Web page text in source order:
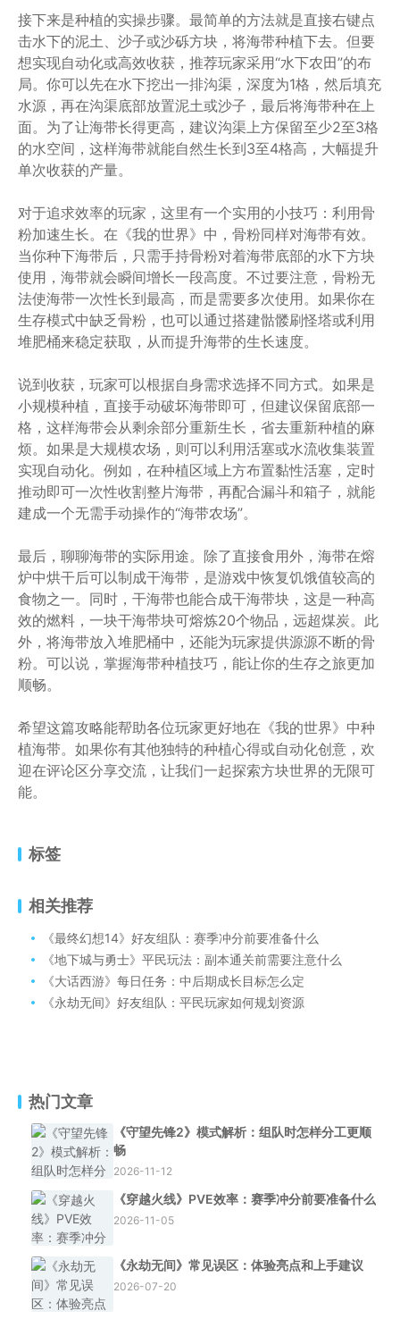
接下来是种植的实操步骤。最简单的方法就是直接右键点
击水下的泥土、沙子或沙砾方块，将海带种植下去。但要
想实现自动化或高效收获，推荐玩家采用“水下农田”的布
局。你可以先在水下挖出一排沟渠，深度为1格，然后填充
水源，再在沟渠底部放置泥土或沙子，最后将海带种在上
面。为了让海带长得更高，建议沟渠上方保留至少2至3格
的水空间，这样海带就能自然生长到3至4格高，大幅提升
单次收获的产量。
对于追求效率的玩家，这里有一个实用的小技巧：利用骨
粉加速生长。在《我的世界》中，骨粉同样对海带有效。
当你种下海带后，只需手持骨粉对着海带底部的水下方块
使用，海带就会瞬间增长一段高度。不过要注意，骨粉无
法使海带一次性长到最高，而是需要多次使用。如果你在
生存模式中缺乏骨粉，也可以通过搭建骷髅刷怪塔或利用
堆肥桶来稳定获取，从而提升海带的生长速度。
说到收获，玩家可以根据自身需求选择不同方式。如果是
小规模种植，直接手动破坏海带即可，但建议保留底部一
格，这样海带会从剩余部分重新生长，省去重新种植的麻
烦。如果是大规模农场，则可以利用活塞或水流收集装置
实现自动化。例如，在种植区域上方布置黏性活塞，定时
推动即可一次性收割整片海带，再配合漏斗和箱子，就能
建成一个无需手动操作的“海带农场”。
最后，聊聊海带的实际用途。除了直接食用外，海带在熔
炉中烘干后可以制成干海带，是游戏中恢复饥饿值较高的
食物之一。同时，干海带也能合成干海带块，这是一种高
效的燃料，一块干海带块可熔炼20个物品，远超煤炭。此
外，将海带放入堆肥桶中，还能为玩家提供源源不断的骨
粉。可以说，掌握海带种植技巧，能让你的生存之旅更加
顺畅。
希望这篇攻略能帮助各位玩家更好地在《我的世界》中种
植海带。如果你有其他独特的种植心得或自动化创意，欢
迎在评论区分享交流，让我们一起探索方块世界的无限可
能。
标签
相关推荐
《最终幻想14》好友组队：赛季冲分前要准备什么
《地下城与勇士》平民玩法：副本通关前需要注意什么
《大话西游》每日任务：中后期成长目标怎么定
《永劫无间》好友组队：平民玩家如何规划资源
热门文章
《守望先锋2》模式解析：组队时怎样分工更顺
畅
2026-11-12
《穿越火线》PVE效率：赛季冲分前要准备什么
2026-11-05
《永劫无间》常见误区：体验亮点和上手建议
2026-07-20